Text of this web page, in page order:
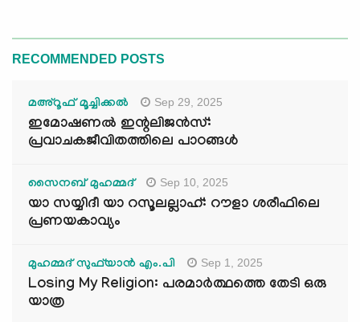
RECOMMENDED POSTS
മഅ്റൂഫ് മൂച്ചിക്കല്‍ Sep 29, 2025
ഇമോഷണൽ ഇന്റലിജൻസ്:
പ്രവാചകജീവിതത്തിലെ പാഠങ്ങൾ
സൈനബ് മുഹമ്മദ് Sep 10, 2025
യാ സയ്യിദീ യാ റസൂലല്ലാഹ്: റൗളാ ശരീഫിലെ
പ്രണയകാവ്യം
മുഹമ്മദ് സുഫ്‌യാൻ എം.പി Sep 1, 2025
Losing My Religion: പരമാർത്ഥത്തെ തേടി ഒരു
യാത്ര